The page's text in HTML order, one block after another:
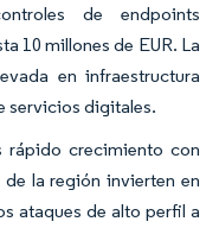
de endpoints
10 millones de EUR. La
en infraestructura
servicios digitales.
rápido crecimiento con
de la región invierten en
ataques de alto perfil a